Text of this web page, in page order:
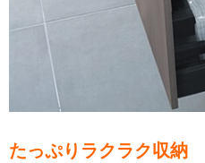
たっぷりラクラク収納